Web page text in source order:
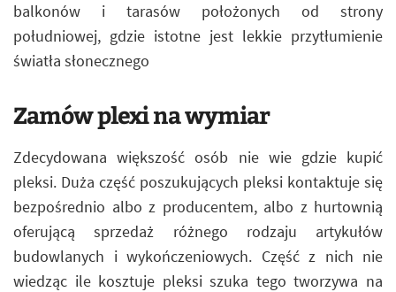
balkonów i tarasów położonych od strony
południowej, gdzie istotne jest lekkie przytłumienie
światła słonecznego
Zamów plexi na wymiar
Zdecydowana większość osób nie wie gdzie kupić
pleksi. Duża część poszukujących pleksi kontaktuje się
bezpośrednio albo z producentem, albo z hurtownią
oferującą sprzedaż różnego rodzaju artykułów
budowlanych i wykończeniowych. Część z nich nie
wiedząc ile kosztuje pleksi szuka tego tworzywa na